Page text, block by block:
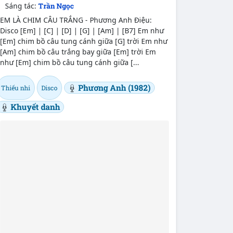
Sáng tác:Trần Ngọc
EM LÀ CHIM CÂU TRẮNG - Phương Anh Điệu:
Disco [Em] | [C] | [D] | [G] | [Am] | [B7] Em như
[Em] chim bồ câu tung cánh giữa [G] trời Em như
[Am] chim bồ câu trắng bay giữa [Em] trời Em
như [Em] chim bồ câu tung cánh giữa [...
Thiếu nhi Disco
Phương Anh (1982)
Khuyết danh